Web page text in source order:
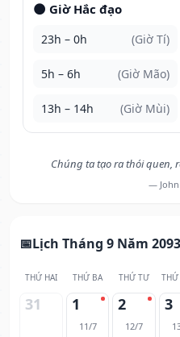
🌑 Giờ Hắc đạo
23h – 0h (Giờ Tí)
5h – 6h (Giờ Mão)
13h – 14h (Giờ Mùi)
Chúng ta tạo ra thói quen,
—
Lịch Tháng 9 Năm 2093
THỨ HAI THỨ BA THỨ TƯ
31 1
11/7
2
12/7
3